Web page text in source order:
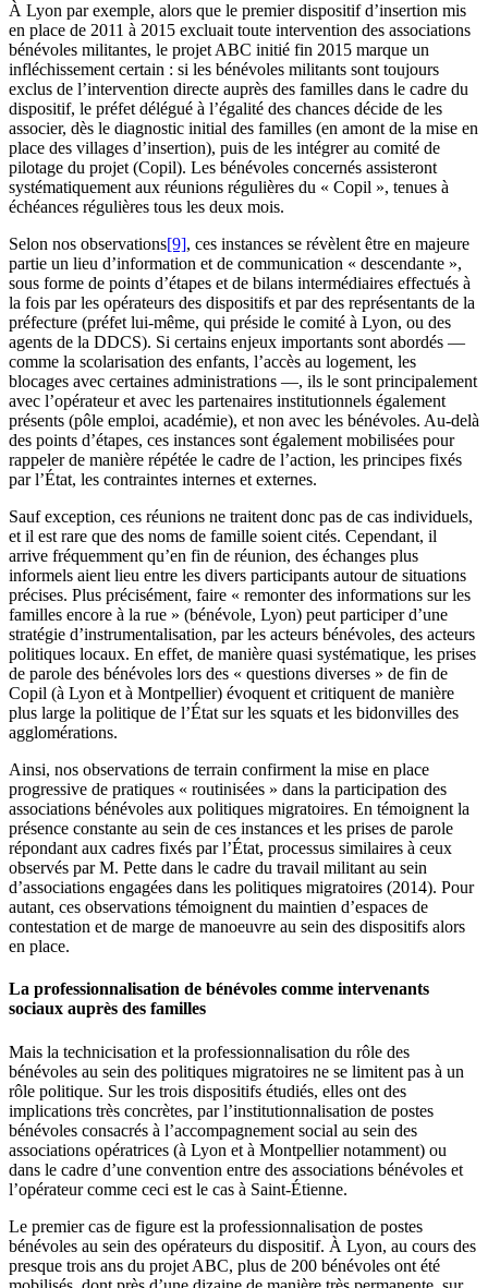
À Lyon par exemple, alors que le premier dispositif d’insertion mis
en place de 2011 à 2015 excluait toute intervention des associations
bénévoles militantes, le projet ABC initié fin 2015 marque un
infléchissement certain : si les bénévoles militants sont toujours
exclus de l’intervention directe auprès des familles dans le cadre du
dispositif, le préfet délégué à l’égalité des chances décide de les
associer, dès le diagnostic initial des familles (en amont de la mise en
place des villages d’insertion), puis de les intégrer au comité de
pilotage du projet (Copil). Les bénévoles concernés assisteront
systématiquement aux réunions régulières du « Copil », tenues à
échéances régulières tous les deux mois.
Selon nos observations[9], ces instances se révèlent être en majeure
partie un lieu d’information et de communication « descendante »,
sous forme de points d’étapes et de bilans intermédiaires effectués à
la fois par les opérateurs des dispositifs et par des représentants de la
préfecture (préfet lui-même, qui préside le comité à Lyon, ou des
agents de la DDCS). Si certains enjeux importants sont abordés —
comme la scolarisation des enfants, l’accès au logement, les
blocages avec certaines administrations —, ils le sont principalement
avec l’opérateur et avec les partenaires institutionnels également
présents (pôle emploi, académie), et non avec les bénévoles. Au-delà
des points d’étapes, ces instances sont également mobilisées pour
rappeler de manière répétée le cadre de l’action, les principes fixés
par l’État, les contraintes internes et externes.
Sauf exception, ces réunions ne traitent donc pas de cas individuels,
et il est rare que des noms de famille soient cités. Cependant, il
arrive fréquemment qu’en fin de réunion, des échanges plus
informels aient lieu entre les divers participants autour de situations
précises. Plus précisément, faire « remonter des informations sur les
familles encore à la rue » (bénévole, Lyon) peut participer d’une
stratégie d’instrumentalisation, par les acteurs bénévoles, des acteurs
politiques locaux. En effet, de manière quasi systématique, les prises
de parole des bénévoles lors des « questions diverses » de fin de
Copil (à Lyon et à Montpellier) évoquent et critiquent de manière
plus large la politique de l’État sur les squats et les bidonvilles des
agglomérations.
Ainsi, nos observations de terrain confirment la mise en place
progressive de pratiques « routinisées » dans la participation des
associations bénévoles aux politiques migratoires. En témoignent la
présence constante au sein de ces instances et les prises de parole
répondant aux cadres fixés par l’État, processus similaires à ceux
observés par M. Pette dans le cadre du travail militant au sein
d’associations engagées dans les politiques migratoires (2014). Pour
autant, ces observations témoignent du maintien d’espaces de
contestation et de marge de manoeuvre au sein des dispositifs alors
en place.
La professionnalisation de bénévoles comme intervenants
sociaux auprès des familles
Mais la technicisation et la professionnalisation du rôle des
bénévoles au sein des politiques migratoires ne se limitent pas à un
rôle politique. Sur les trois dispositifs étudiés, elles ont des
implications très concrètes, par l’institutionnalisation de postes
bénévoles consacrés à l’accompagnement social au sein des
associations opératrices (à Lyon et à Montpellier notamment) ou
dans le cadre d’une convention entre des associations bénévoles et
l’opérateur comme ceci est le cas à Saint-Étienne.
Le premier cas de figure est la professionnalisation de postes
bénévoles au sein des opérateurs du dispositif. À Lyon, au cours des
presque trois ans du projet ABC, plus de 200 bénévoles ont été